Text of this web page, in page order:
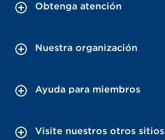
Obtenga atención
Nuestra organización
Ayuda para miembros
Visite nuestros otros sitios